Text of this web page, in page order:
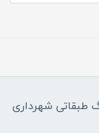
طبقاتی شهرداری